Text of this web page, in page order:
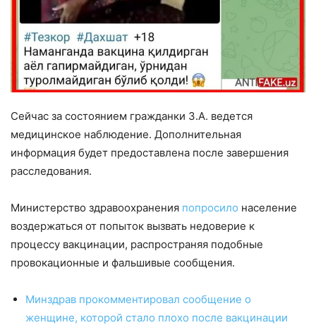
Сейчас за состоянием гражданки З.А. ведется
медицинское наблюдение. Дополнительная
информация будет предоставлена ​​после завершения
расследования.
Министерство здравоохранения попросило население
воздержаться от попыток вызвать недоверие к
процессу вакцинации, распространяя подобные
провокационные и фальшивые сообщения.
Минздрав прокомментировал сообщение о
женщине, которой стало плохо после вакцинации